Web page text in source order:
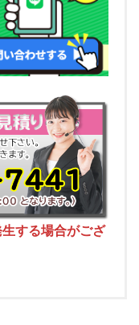
する場合がござ